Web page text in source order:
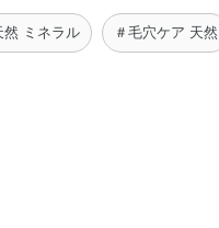
然 ミネラル ＃毛穴ケア 天然